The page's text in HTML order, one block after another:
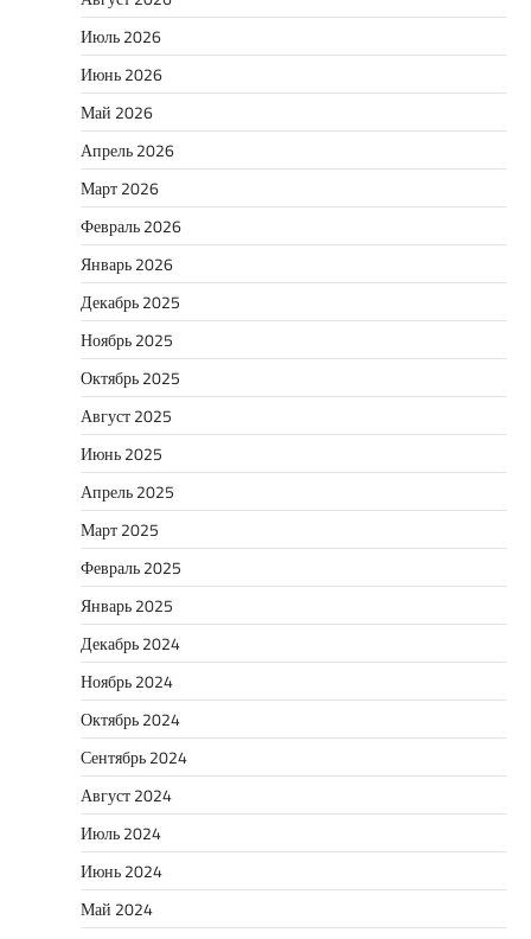
Июль 2026
Июнь 2026
Май 2026
Апрель 2026
Март 2026
Февраль 2026
Январь 2026
Декабрь 2025
Ноябрь 2025
Октябрь 2025
Август 2025
Июнь 2025
Апрель 2025
Март 2025
Февраль 2025
Январь 2025
Декабрь 2024
Ноябрь 2024
Октябрь 2024
Сентябрь 2024
Август 2024
Июль 2024
Июнь 2024
Май 2024